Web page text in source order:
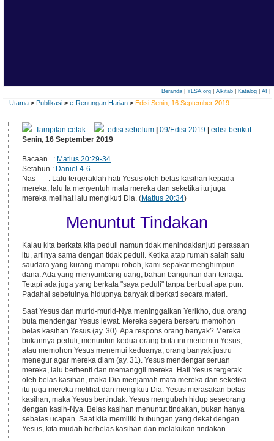
Beranda| YLSA.org| Alkitab| Katalog| AI
Utama > Publikasi > e-Renungan Harian > Edisi Senin, 16 September 2019
Tampilan cetak edisi sebelum |09/Edisi 2019 |edisi berikut
Senin, 16 September 2019
Bacaan : Matius 20:29-34
Setahun : Daniel 4-6
Nas : Lalu tergeraklah hati Yesus oleh belas kasihan kepada
mereka, lalu Ia menyentuh mata mereka dan seketika itu juga
mereka melihat lalu mengikuti Dia. (Matius 20:34)
Menuntut Tindakan
Kalau kita berkata kita peduli namun tidak menindaklanjuti perasaan
itu, artinya sama dengan tidak peduli. Ketika atap rumah salah satu
saudara yang kurang mampu roboh, kami sepakat menghimpun
dana. Ada yang menyumbang uang, bahan bangunan dan tenaga.
Tetapi ada juga yang berkata "saya peduli" tanpa berbuat apa pun.
Padahal sebetulnya hidupnya banyak diberkati secara materi.
Saat Yesus dan murid-murid-Nya meninggalkan Yerikho, dua orang
buta mendengar Yesus lewat. Mereka segera berseru memohon
belas kasihan Yesus (ay. 30). Apa respons orang banyak? Mereka
bukannya peduli, menuntun kedua orang buta ini menemui Yesus,
atau memohon Yesus menemui keduanya, orang banyak justru
menegur agar mereka diam (ay. 31). Yesus mendengar seruan
mereka, lalu berhenti dan memanggil mereka. Hati Yesus tergerak
oleh belas kasihan, maka Dia menjamah mata mereka dan seketika
itu juga mereka melihat dan mengikuti Dia. Yesus merasakan belas
kasihan, maka Yesus bertindak. Yesus mengubah hidup seseorang
dengan kasih-Nya. Belas kasihan menuntut tindakan, bukan hanya
sebatas ucapan. Saat kita memiliki hubungan yang dekat dengan
Yesus, kita mudah berbelas kasihan dan melakukan tindakan.